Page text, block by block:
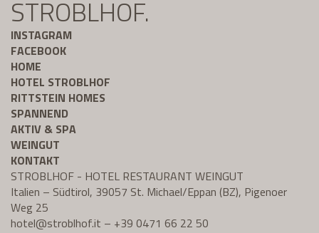
STROBLHOF.
INSTAGRAM
FACEBOOK
HOME
HOTEL STROBLHOF
RITTSTEIN HOMES
SPANNEND
AKTIV & SPA
WEINGUT
KONTAKT
STROBLHOF - HOTEL RESTAURANT WEINGUT
Italien – Südtirol, 39057 St. Michael/Eppan (BZ), Pigenoer
Weg 25
hotel@stroblhof.it – +39 0471 66 22 50